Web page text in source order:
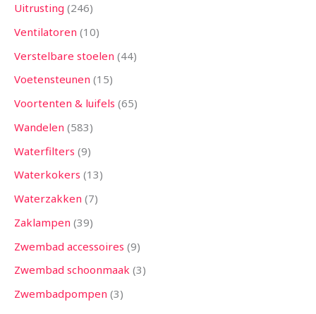
Uitrusting 246
Ventilatoren 10
Verstelbare stoelen 44
Voetensteunen 15
Voortenten & luifels 65
Wandelen 583
Waterfilters 9
Waterkokers 13
Waterzakken 7
Zaklampen 39
Zwembad accessoires 9
Zwembad schoonmaak 3
Zwembadpompen 3